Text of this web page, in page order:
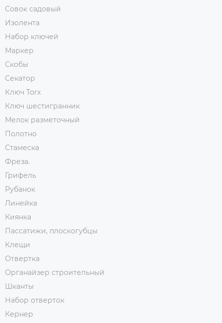
Совок садовый
Изолента
Набор ключей
Маркер
Скобы
Секатор
Ключ Torx
Ключ шестигранник
Мелок разметочный
Полотно
Стамеска
Фреза.
Грифель
Рубанок
Линейка
Киянка
Пассатижи, плоскогубцы
Клещи
Отвертка
Органайзер строительный
Шканты
Набор отверток
Кернер